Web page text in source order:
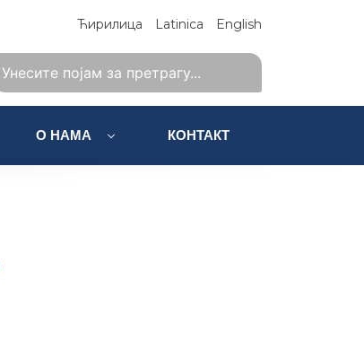
Ћирилица Latinica English
О НАМА КОНТАКТ